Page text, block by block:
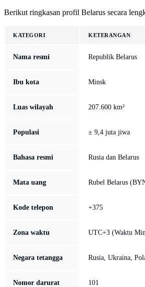
Berikut ringkasan profil Belarus secara
KATEGORI KETERANGAN
Nama resmi Republik Belarus
Ibu kota Minsk
Luas wilayah 207.600 km²
Populasi ± 9,4 juta jiwa
Bahasa resmi Rusia dan Belarus
Mata uang Rubel Belarus
Kode telepon +375
Zona waktu UTC+3 (Waktu
Negara tetangga Rusia, Ukraina,
Nomor darurat 101